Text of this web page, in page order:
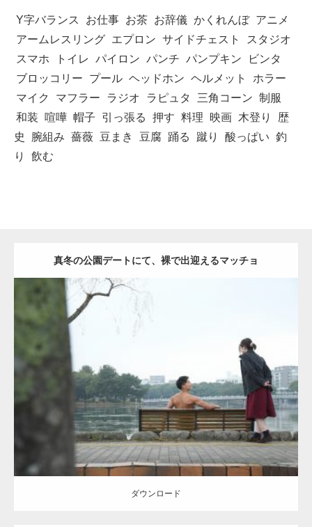
Y字バランス お仕事 お茶 お辞儀 かくれんぼ アニメ
アームレスリング エプロン サイドチェスト
スタジオ
スマホ
トイレ パイロン パンチ パンプキン
ビンタ
ブロッコリー
プール ヘッドホン ヘルメット
ホラー
マイク
マフラー ラジオ ラピュタ 三角コーン 制服
和装
喧嘩 帽子 引っ張る 押す 料理 映画 木登り
歴
史
腕組み 薔薇 豆まき 豆腐 踊る 蹴り 酸っぱい 釣
り
飲む
真冬の公園デートにて、裸で出迎えるマッチョ
公園のマッチョ AKIHITO(細マッチョ) 背中
ダウンロード
ダウンロード